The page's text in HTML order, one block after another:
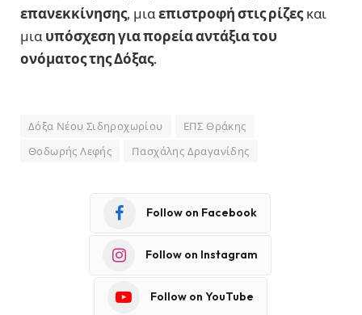
επανεκκίνησης, μιαεπιστροφή στις ρίζεςκαι
μια υπόσχεση για πορεία αντάξια του
ονόματος της Δόξας.
Δόξα Νέου Σιδηροχωρίου
ΕΠΣ Θράκης
Θοδωρής Λεφής
Πασχάλης Δραγανίδης
Follow on Facebook
Follow on Instagram
Follow on YouTube